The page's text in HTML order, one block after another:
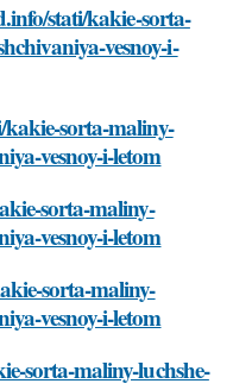
stati/kakie-sorta-
vesnoy-i-
sorta-maliny-
vesnoy-i-letom
sorta-maliny-
vesnoy-i-letom
sorta-maliny-
vesnoy-i-letom
sorta-maliny-luchshe-